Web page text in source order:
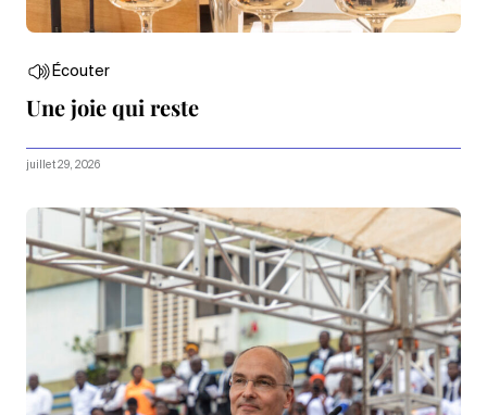
Écouter
Une joie qui reste
juillet 29, 2026